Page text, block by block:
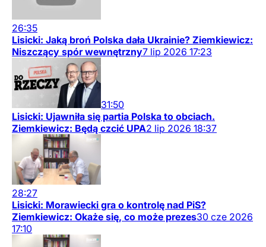
26:35
Lisicki: Jaką broń Polska dała Ukrainie? Ziemkiewicz:
Niszczący spór wewnętrzny7 lip 2026 17:23
31:50
Lisicki: Ujawniła się partia Polska to obciach.
Ziemkiewicz: Będą czcić UPA2 lip 2026 18:37
28:27
Lisicki: Morawiecki gra o kontrolę nad PiS?
Ziemkiewicz: Okaże się, co może prezes30 cze 2026
17:10